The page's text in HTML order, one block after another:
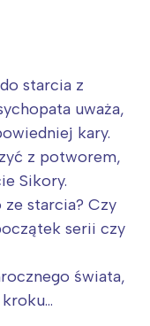
starcia z
uważa,
kary.
z potworem,
Sikory.
starcia? Czy
serii czy
świata,